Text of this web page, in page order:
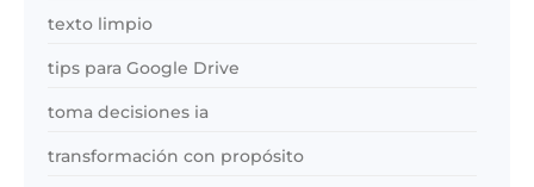
texto limpio
tips para Google Drive
toma decisiones ia
transformación con propósito